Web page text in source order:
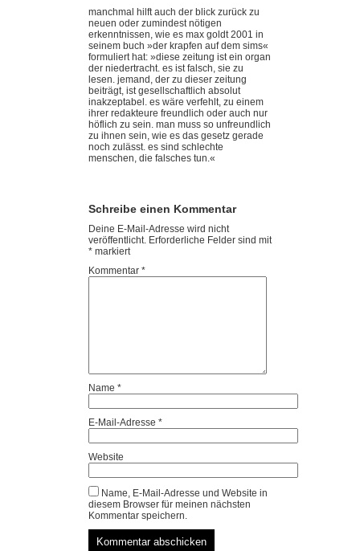
manchmal hilft auch der blick zurück zu
neuen oder zumindest nötigen
erkenntnissen, wie es max goldt 2001 in
seinem buch »der krapfen auf dem sims«
formuliert hat: »diese zeitung ist ein organ
der niedertracht. es ist falsch, sie zu
lesen. jemand, der zu dieser zeitung
beiträgt, ist gesellschaftlich absolut
inakzeptabel. es wäre verfehlt, zu einem
ihrer redakteure freundlich oder auch nur
höflich zu sein. man muss so unfreundlich
zu ihnen sein, wie es das gesetz gerade
noch zulässt. es sind schlechte
menschen, die falsches tun.«
Schreibe einen Kommentar
Deine E-Mail-Adresse wird nicht
veröffentlicht. Erforderliche Felder sind mit
* markiert
Kommentar *
Name *
E-Mail-Adresse *
Website
Name, E-Mail-Adresse und Website in
diesem Browser für meinen nächsten
Kommentar speichern.